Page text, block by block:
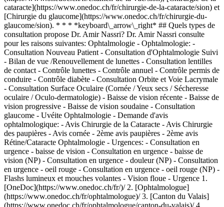
cataracte](https://www.onedoc.ch/fr/chirurgie-de-la-cataracte/sion) et
[Chirurgie du glaucome](https://www.onedoc.ch/fr/chirurgie-du-
glaucome/sion). * * * *keyboard\_arrow\_right* ## Quels types de
consultation propose Dr. Amir Nassri? Dr. Amir Nassri consulte
pour les raisons suivantes: Ophtalmologie - Ophtalmologie: -
Consultation Nouveau Patient - Consultation d'Ophtalmologie Suivi
- Bilan de vue /Renouvellement de lunettes - Consultation lentilles
de contact - Contrôle lunettes - Contrôle annuel - Contrôle permis de
conduire - Contrôle diabète - Consultation Orbite et Voie Lacrymale
- Consultation Surface Oculaire (Cornée / Yeux secs / Sécheresse
oculaire / Oculo-dermatologie) - Baisse de vision récente - Baisse de
vision progressive - Baisse de vision soudaine - Consultation
glaucome - Uvéite Ophtalmologie - Demande d'avis
ophtalmologique: - Avis Chirurgie de la Cataracte - Avis Chirurgie
des paupières - Avis cornée - 2ème avis paupières - 2ème avis
Rétine/Cataracte Ophtalmologie - Urgences: - Consultation en
urgence - baisse de vision - Consultation en urgence - baisse de
vision (NP) - Consultation en urgence - douleur (NP) - Consultation
en urgence - oeil rouge - Consultation en urgence - oeil rouge (NP) -
Flashs lumineux et mouches volantes - Vision floue - Urgence 1. [OneDoc](https://www.onedoc.ch/fr/)/ 2. [Ophtalmologue](https://www.onedoc.ch/fr/ophtalmologue)/ 3. [Canton du Valais](https://www.onedoc.ch/fr/ophtalmologue/canton-du-valais)/ 4. [Sion](https://www.onedoc.ch/fr/ophtalmologue/sion)/ 5. Dr. Amir Nassri ### Prenez RDV avec Dr. Amir Nassri Renseignez les informations suivantes *check* Lieu de consultation Swiss Visio Valère Swiss Visio Valère Sélectionnez un lieu * * * 2 Première consultation? Ceci est ma première consultation avec Dr. Nassri Je suis déjà suivi·e par Dr. Nassri * * * *touch\_app* Choisissez un créneau horaire *chevron\_left* mer. 05 août *chevron\_right* Voir plus de rendez-vous Créneau horaire Prendre rendez-vous ### Téléchargez l'app OneDoc Prenez rendez-vous en ligne chez un médecin, un dentiste ou un thérapeute proche de vous en Suisse. L'application OneDoc vous permet de gérer tous vos rendez-vous médicaux depuis votre natel, n'importe où et n'importe quand. ![Code QR redirigeant vers l’App Store ou Google Play pour télécharger l’app OneDoc Patients](https://www.onedoc.ch/assets/images/download-app-qr.jpeg) Scannez le QR code pour télécharger l’application [![Téléchargez notre application sur l'App Store!](https://www.onedoc.ch/assets/images/app-store-badge-fr.svg)](https://apps.apple.com/ch/app/onedoc/id1592376413?l=fr)[![Téléchargez notre application sur le Google Play Store!](https://www.onedoc.ch/assets/images/google-play-badge-fr.png)](https://play.google.com/store/apps/details?id=ch.onedoc.patient&hl=fr-CH) *keyboard\_arrow\_right* ## Spécialités associées [Ophtalmologue à Sion](https://www.onedoc.ch/fr/ophtalmologue/sion)[Ophtalmologue à Sierre](https://www.onedoc.ch/fr/ophtalmologue/sierre)[Ophtalmologue à Montreux](https://www.onedoc.ch/fr/ophtalmologue/montreux)[Ophtalmologue à Martigny](https://www.onedoc.ch/fr/ophtalmologue/martigny)[Ophtalmologue à Viège](https://www.onedoc.ch/fr/ophtalmologue/viege)[Ophtalmologue à Aigle](https://www.onedoc.ch/fr/ophtalmologue/aigle)[Ophtalmologue à Brigue-Glis](https://www.onedoc.ch/fr/ophtalmologue/brigue-glis)[Ophtalmologue à Vevey](https://www.onedoc.ch/fr/ophtalmologue/vevey)[Ophtalmologue à Crans-Montana](https://www.onedoc.ch/fr/ophtalmologue/crans-montana)[Ophtalmologue à Rennaz](https://www.onedoc.ch/fr/ophtalmologue/rennaz)[Ophtalmologue à Bulle](https://www.onedoc.ch/fr/ophtalmologue/bulle)[Ophtalmologue à La Tour-de-Peilz](https://www.onedoc.ch/fr/ophtalmologue/la-tour-de-peilz)[Ophtalmologue à Monthey](https://www.onedoc.ch/fr/ophtalmologue/monthey)[Ophtalmologue à Blonay](https://www.onedoc.ch/fr/ophtalmologue/blonay)[Ophtalmologue à Châtel-Saint-Denis](https://www.onedoc.ch/fr/ophtalmologue/chatel-saint-denis)[Ophtalmologue à Frutigen](https://www.onedoc.ch/fr/ophtalmologue/frutigen) *keyboard\_arrow\_right* ## Expertises associées [Cataracte à Sion](https://www.onedoc.ch/fr/cataracte/sion)[Cataracte à Martigny](https://www.onedoc.ch/fr/cataracte/martigny)[Cataracte à Aigle](https://www.onedoc.ch/fr/cataracte/aigle)[Cataracte à Sierre](https://www.onedoc.ch/fr/cataracte/sierre)[Cataracte à Montreux](https://www.onedoc.ch/fr/cataracte/montreux)[Cataracte à Crans-Montana](https://www.onedoc.ch/fr/cataracte/crans-montana)[Cataracte à Frutigen](https://www.onedoc.ch/fr/cataracte/frutigen)[Cataracte à Monthey](https://www.onedoc.ch/fr/cataracte/monthey)[Cataracte à Blonay](https://www.onedoc.ch/fr/cataracte/blonay)[Cataracte à Bulle](https://www.onedoc.ch/fr/cataracte/bulle)[Glaucome à Martigny](https://www.onedoc.ch/fr/glaucome/martigny)[Glaucome à Sion](https://www.onedoc.ch/fr/glaucome/sion)[Glaucome à Montreux](https://www.onedoc.ch/fr/glaucome/montreux)[Glaucome à Sierre](https://www.onedoc.ch/fr/glaucome/sierre)[Glaucome à Aigle](https://www.onedoc.ch/fr/glaucome/aigle)[Glaucome à Crans-Montana](https://www.onedoc.ch/fr/glaucome/crans-montana)[Glaucome à Bulle](https://www.onedoc.ch/fr/glaucome/bulle)[Glaucome à Frutigen](https://www.onedoc.ch/fr/glaucome/frutigen)[Glaucome à Monthey](https://www.onedoc.ch/fr/glaucome/monthey)[Examen de la vue à Sion](https://www.onedoc.ch/fr/examen-de-la-vue/sion)[Examen de la vue à Martigny](https://www.onedoc.ch/fr/examen-de-la-vue/martigny) *keyboard\_arrow\_right* ## Recherches fréquentes [Ostéopathe à Vevey](https://www.onedoc.ch/fr/osteopathe/vevey)[Masseur classique à Bulle](https://www.onedoc.ch/fr/masseur-classique/bulle)[Masseur classique à Vevey](https://www.onedoc.ch/fr/masseur-classique/vevey)[Physiothérapeute à Bulle](https://www.onedoc.ch/fr/physiotherapeute/bulle)[Médecin généraliste à Vevey](https://www.onedoc.ch/fr/medecin-generaliste/vevey)[Physiothérapeute à Vevey](https://www.onedoc.ch/fr/physiotherapeute/vevey)[Physiothérapeute à Lavey-les-Bains](https://www.onedoc.ch/fr/physiotherapeute/lavey-les-bains)[Médecin généraliste à Bulle](https://www.onedoc.ch/fr/medecin-generaliste/bulle)[Ophtalmologue à Sion](https://www.onedoc.ch/fr/ophtalmologue/sion)[Ostéopathe à Bulle](https://www.onedoc.ch/fr/osteopathe/bulle)[Ostéopathe à Sion](https://www.onedoc.ch/fr/osteopathe/sion)[Masseur classique à Sion](https://www.onedoc.ch/fr/masseur-classique/sion)[Thérapeute en drainage lymphatique à Vevey](https://www.onedoc.ch/fr/therapeute-en-drainage-lymphatique/vevey)[Réflexologue à Bulle](https://www.onedoc.ch/fr/reflexologue/bulle)[Thérapeute en drainage lymphatique à Bulle](https://www.onedoc.ch/fr/therapeute-en-drainage-lymphatique/bulle)[Physiothérapeute à Sion](https://www.onedoc.ch/fr/physiotherapeute/sion)[Réflexologue à Vevey](https://www.onedoc.ch/fr/reflexologue/vevey)[Psychologue à Sion](https://www.onedoc.ch/fr/psychologue/sion)[Médecin-dentiste à Monthey](https://www.onedoc.ch/fr/medecin-dentiste/monthey)[Physiothérapeute à Montreux](https://www.onedoc.ch/fr/physiotherapeute/montreux)[Ophtalmologue à Sierre](https://www.onedoc.ch/fr/ophtalmologue/sierre) *keyboard\_arrow\_right* ## Annuaire des professionnels de santé suisses [Liste des praticiens](https://www.onedoc.ch/fr/annuaire) [A](https://www.onedoc.ch/fr/annuaire/A) [B](https://www.onedoc.ch/fr/annuaire/B) [C](https://www.onedoc.ch/fr/annuaire/C) [D](https://www.onedoc.ch/fr/annuaire/D) [E](https://www.onedoc.ch/fr/annuaire/E) [F](https://www.onedoc.ch/fr/annuaire/F) [G](https://www.onedoc.ch/fr/annuaire/G) [H](https://www.onedoc.ch/fr/annuaire/H) [I](https://www.onedoc.ch/fr/annuaire/I) [J](https://www.onedoc.ch/fr/annuaire/J) [K](https://www.onedoc.ch/fr/annuaire/K) [L](https://www.onedoc.ch/fr/annuaire/L) [M](https://www.onedoc.ch/fr/annuaire/M) [N](https://www.onedoc.ch/fr/annuaire/N) [O](https://www.onedoc.ch/fr/annuaire/O) [P](https://www.onedoc.ch/fr/annuaire/P) [Q](https://www.onedoc.ch/fr/annuaire/Q) [R](https://www.onedoc.ch/fr/annuaire/R) [S](https://www.onedoc.ch/fr/annuaire/S) [T](https://www.onedoc.ch/fr/annuaire/T) [U](https://www.onedoc.ch/fr/annuaire/U) [V](https://www.onedoc.ch/fr/annuaire/V) [W](https://www.onedoc.ch/fr/annuaire/W) [X](https://www.onedoc.ch/fr/annuaire/X) [Y](https://www.onedoc.ch/fr/annuaire/Y) [Z](https://www.onedoc.ch/fr/annuaire/Z) ## OneDoc [Pour les professionnels de santé](https://info.onedoc.ch/fr/) [À propos de nous](https://info.onedoc.ch/fr/raison-d-etre/) [Presse](https://info.onedoc.ch/fr/presse/) [Carrières](https://career.onedoc.ch/fr) [Centre de confidentialité](https://privacy.onedoc.ch/fr/) [Gestion des cookies](javascript:Didomi.preferences.show%28%29) [Centre d'aide](https://help.onedoc.ch/fr/) ## Langues [Deutsch](https://www.onedoc.ch/de/augenarzt/sitten/pczac/dr-amir-nassri) [Français](https://www.onedoc.ch/fr/ophtalmologue/sion/pczac/dr-amir-nassri) [Italiano](https://www.onedoc.ch/it/oculista/sion/pczac/dr-amir-nassri) [English](https://www.onedoc.ch/en/ophthalmologist/sion/pczac/dr-amir-nassri) ## Spécialités associées [Ophtalmologue à Sion](https://www.onedoc.ch/fr/ophtalmologue/sion) [Ophtalmologue à Sierre](https://www.onedoc.ch/fr/ophtalmologue/sierre) [Ophtalmologue à Montreux](https://www.onedoc.ch/fr/ophtalmologue/montreux) [Ophtalmologue à Martigny](https://www.onedoc.ch/fr/ophtalmologue/martigny) [Ophtalmologue à Viège](https://www.onedoc.ch/fr/ophtalmologue/viege) [Ophtalmologue à Aigle](https://www.onedoc.ch/fr/ophtalmologue/aigle) [Ophtalmologue à Brigue-Glis](https://www.onedoc.ch/fr/ophtalmologue/brigue-glis) [Ophtalmologue à Vevey](https://www.onedoc.ch/fr/ophtalmologue/vevey) [Ophtalmologue à Crans-Montana](https://www.onedoc.ch/fr/ophtalmologue/crans-montana) [Ophtalmologue à Rennaz](https://www.onedoc.ch/fr/ophtalmologue/rennaz) [Ophtalmologue à Bulle](https://www.onedoc.ch/fr/ophtalmologue/bulle) [Ophtalmologue à La Tour-de-Peilz](https://www.onedoc.ch/fr/ophtalmologue/la-tour-de-peilz) [Ophtalmologue à Monthey](https://www.onedoc.ch/fr/ophtalmologue/monthey) [Ophtalmologue à Blonay](https://www.onedoc.ch/fr/ophtalmologue/blonay) [Ophtalmologue à Châtel-Saint-Denis](https://www.onedoc.ch/fr/ophtalmologue/chatel-saint-denis) [Ophtalmologue à Frutigen](https://www.onedoc.ch/fr/ophtalmologue/frutigen) ## Expertises associées [Cataracte à Sion](https://www.onedoc.ch/fr/cataracte/sion) [Cataracte à Martigny](https://www.onedoc.ch/fr/cataracte/martigny) [Cataracte à Aigle](https://www.onedoc.ch/fr/cataracte/aigle) [Cataracte à Sierre](https://www.onedoc.ch/fr/cataracte/sierre) [Cataracte à Montreux](https://www.onedoc.ch/fr/cataracte/montreux) [Cataracte à Crans-Montana](https://www.onedoc.ch/fr/cataracte/crans-montana) [Cataracte à Frutigen](https://www.onedoc.ch/fr/cataracte/frutigen) [Cataracte à Monthey](https://www.onedoc.ch/fr/cataracte/monthey) [Cataracte à Blonay](https://www.onedoc.ch/fr/cataracte/blonay) [Cataracte à Bulle](https://www.onedoc.ch/fr/cataracte/bulle) [Glaucome à Martigny](https://www.onedoc.ch/fr/glaucome/martigny) [Glaucome à Sion](https://www.onedoc.ch/fr/glaucome/sion) [Glaucome à Montreux](https://www.onedoc.ch/fr/glaucome/montreux) [Glaucome à Sierre